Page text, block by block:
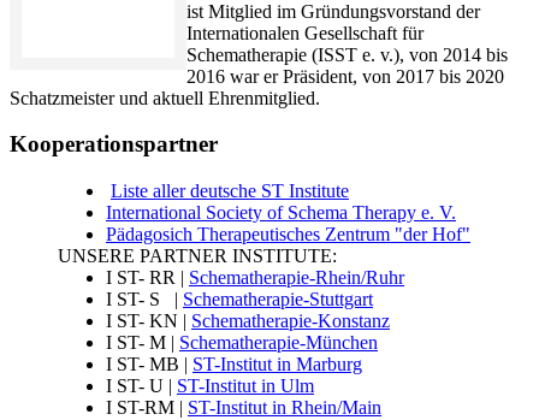
ist Mitglied im Gründungsvorstand der
Internationalen Gesellschaft für
Schematherapie (ISST e. v.), von 2014 bis
2016 war er Präsident, von 2017 bis 2020
Schatzmeister und aktuell Ehrenmitglied.
Kooperationspartner
Liste aller deutsche ST Institute
International Society of Schema Therapy e. V.
Pädagosich Therapeutisches Zentrum "der Hof"
UNSERE PARTNER INSTITUTE:
I ST- RR | Schematherapie-Rhein/Ruhr
I ST- S | Schematherapie-Stuttgart
I ST- KN | Schematherapie-Konstanz
I ST- M | Schematherapie-München
I ST- MB | ST-Institut in Marburg
I ST- U | ST-Institut in Ulm
I ST-RM | ST-Institut in Rhein/Main